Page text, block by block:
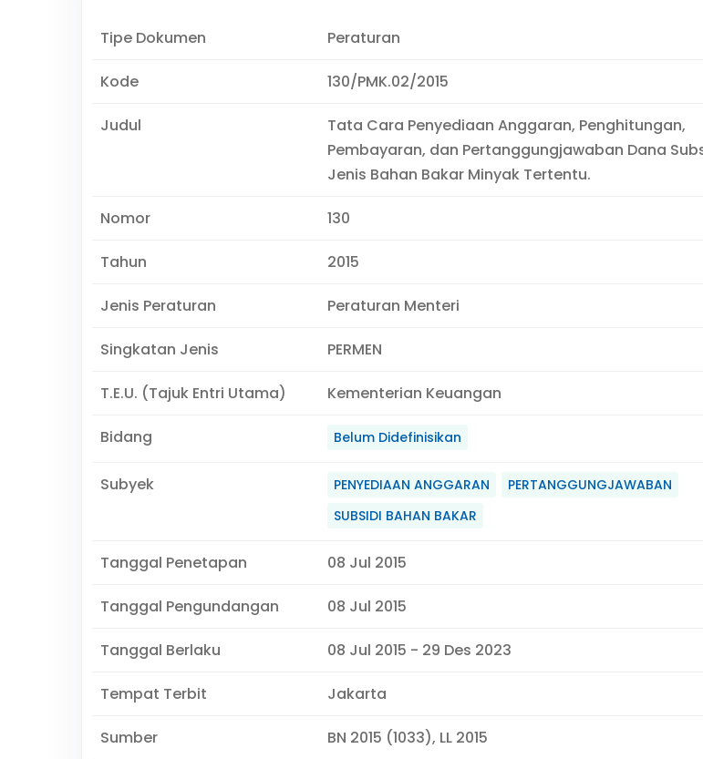
Tipe Dokumen Peraturan
Kode 130/PMK.02/2015
Judul
Tata Cara Penyediaan Anggaran, Penghitungan,
Pembayaran, dan Pertanggungjawaban Dana
Jenis Bahan Bakar Minyak Tertentu.
Nomor 130
Tahun 2015
Jenis Peraturan Peraturan Menteri
Singkatan Jenis PERMEN
T.E.U. (Tajuk Entri Utama) Kementerian Keuangan
Bidang Belum Didefinisikan
Subyek PENYEDIAAN ANGGARAN
PERTANGGUNGJAWABAN
SUBSIDI BAHAN BAKAR
Tanggal Penetapan 08 Jul 2015
Tanggal Pengundangan 08 Jul 2015
Tanggal Berlaku 08 Jul 2015 - 29 Des 2023
Tempat Terbit Jakarta
Sumber BN 2015 (1033), LL 2015